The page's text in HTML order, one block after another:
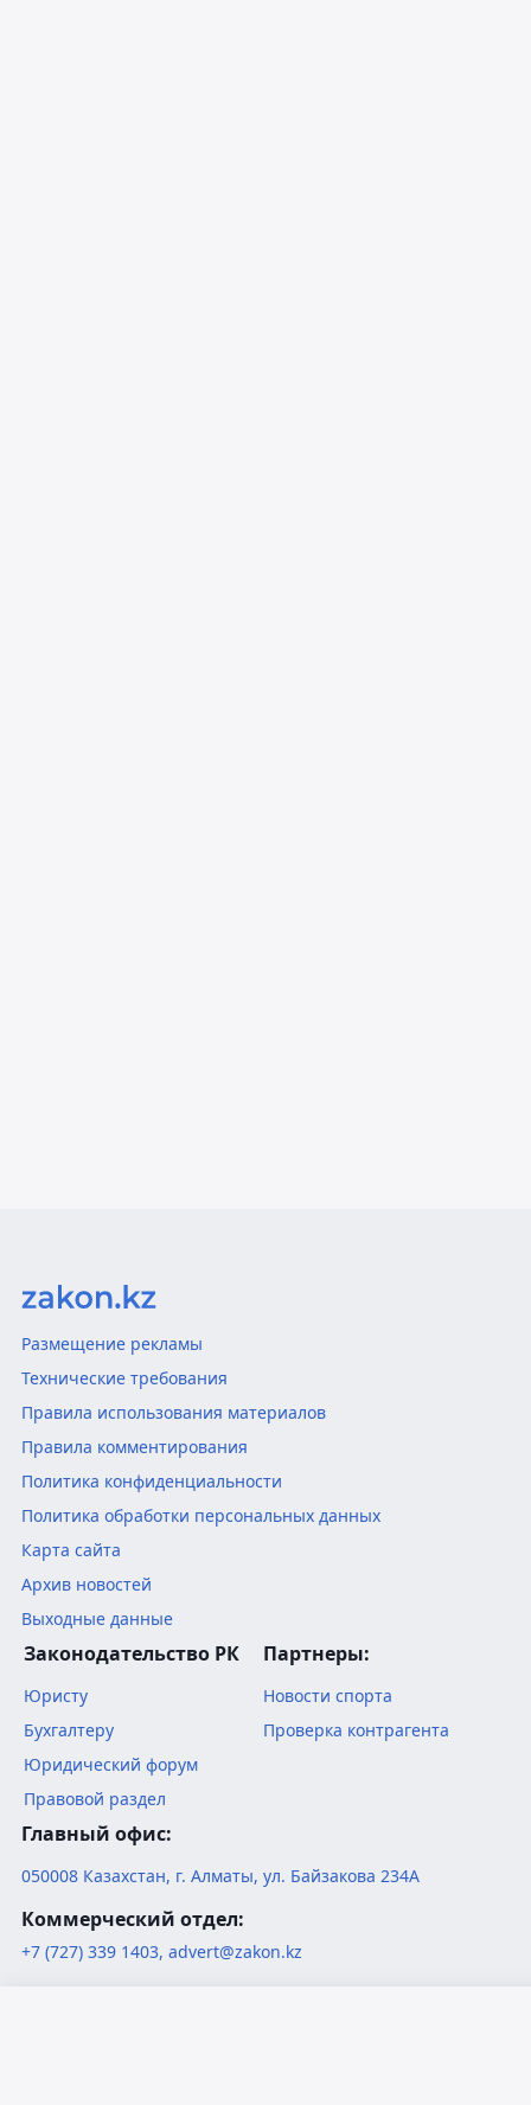
Размещение рекламы
Технические требования
Правила использования материалов
Правила комментирования
Политика конфиденциальности
Политика обработки персональных данных
Карта сайта
Архив новостей
Выходные данные
Законодательство РК
Юристу
Бухгалтеру
Юридический форум
Правовой раздел
Партнеры:
Новости спорта
Проверка контрагента
Главный офис:
050008 Казахстан, г. Алматы, ул. Байзакова 234А
Коммерческий отдел:
+7 (727) 339 1403, advert@zakon.kz